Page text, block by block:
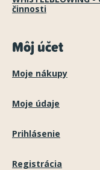
činnosti
Môj účet
Moje nákupy
Moje údaje
Prihlásenie
Registrácia